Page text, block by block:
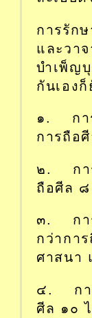
การรัก
และวา
บำเพ็ญ
กันเอง
๑. การ
การถือ
๒. การ
ถือศีล ๘
๓. การ
กว่ากา
ศาสนา
๔. การ
ศีล ๑๐